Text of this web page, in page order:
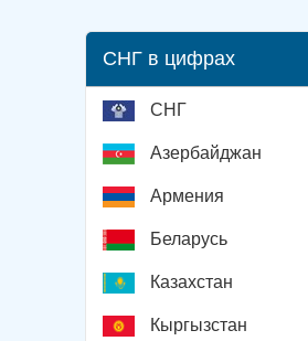
СНГ в цифрах
СНГ
Азербайджан
Армения
Беларусь
Казахстан
Кыргызстан